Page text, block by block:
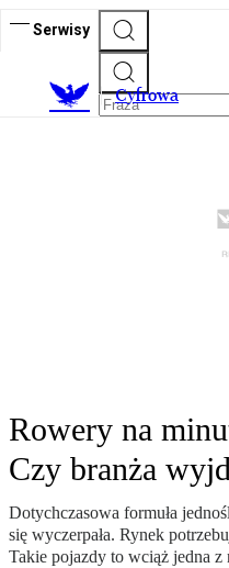
Serwisy
Cyfrowa
Rowery na
Czy branża
Dotychczasowa formuła
się wyczerpała. Rynek
Takie pojazdy to wciąż jedna